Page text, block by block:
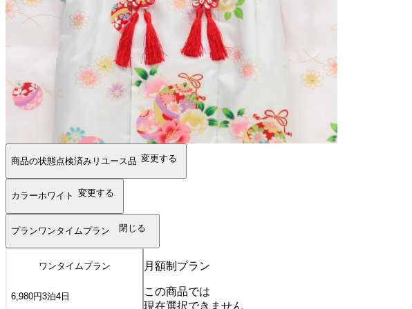
商品の状態点検済みリユース品 変更する
カラーホワイト 変更する
プランワンタイムプラン 閉じる
ワンタイムプラン
6,980円3泊4 日
月額制プラン
この商品では
現在選択できません